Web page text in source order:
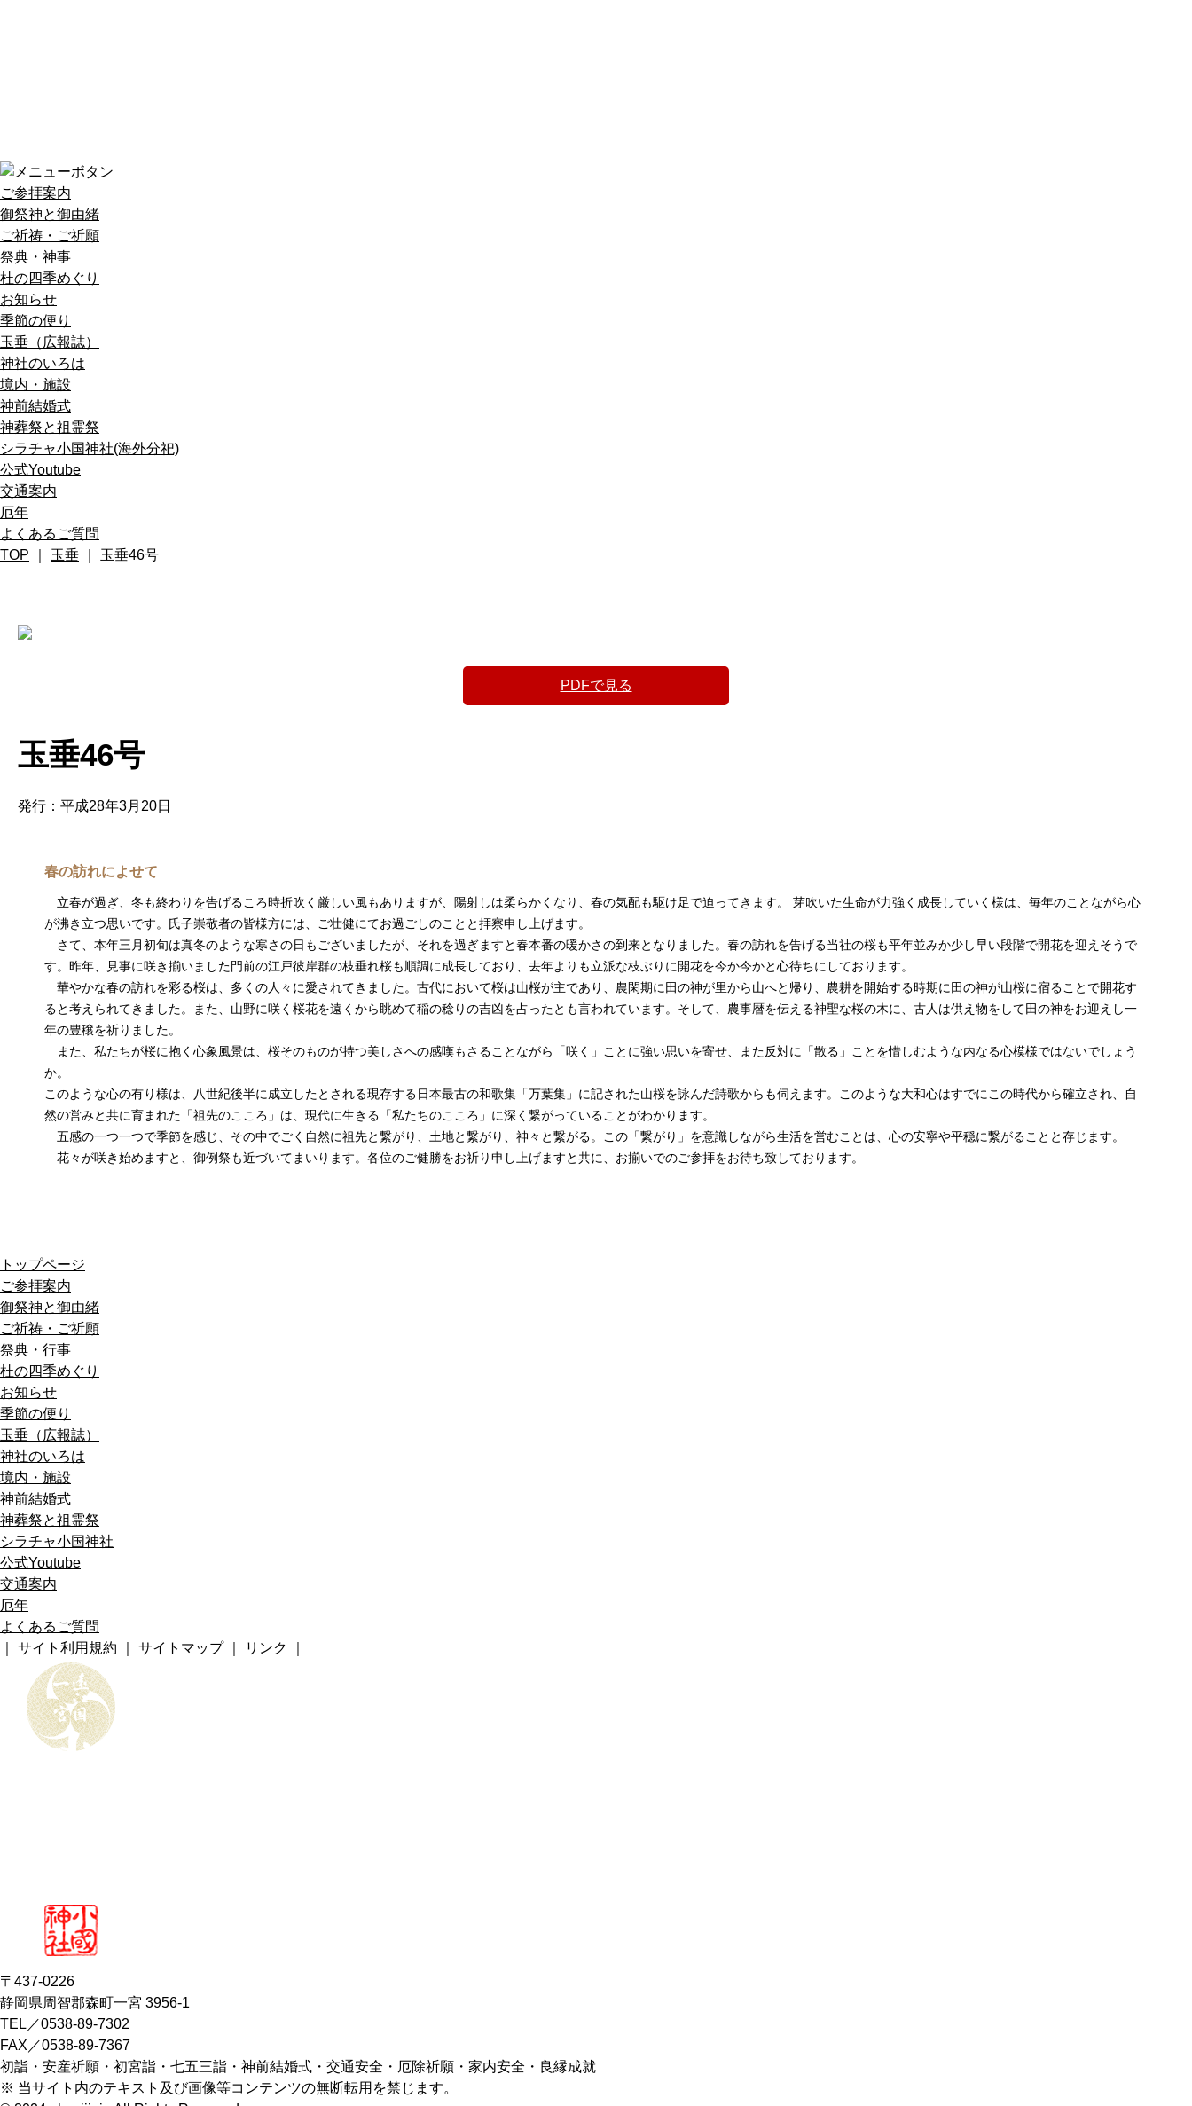
ご参拝案内
御祭神と御由緒
ご祈祷・ご祈願
祭典・神事
杜の四季めぐり
お知らせ
季節の便り
玉垂（広報誌）
神社のいろは
境内・施設
神前結婚式
神葬祭と祖霊祭
シラチャ小国神社(海外分祀)
公式Youtube
交通案内
厄年
よくあるご質問
TOP
玉垂 ｜ 玉垂46号
PDFで見る
玉垂46号
発行：平成28年3月20日
春の訪れによせて
立春が過ぎ、冬も終わりを告げるころ時折吹く厳しい風もありますが、陽射しは柔らかくなり、春の気配も駆け足で迫ってきます。 芽吹いた生命が力強く成長していく様は、毎年のことながら心
が沸き立つ思いです。氏子崇敬者の皆様方には、ご壮健にてお過ごしのことと拝察申し上げます。
さて、本年三月初旬は真冬のような寒さの日もございましたが、それを過ぎますと春本番の暖かさの到来となりました。春の訪れを告げる当社の桜も平年並みか少し早い段階で開花を迎えそうで
す。昨年、見事に咲き揃いました門前の江戸彼岸群の枝垂れ桜も順調に成長しており、去年よりも立派な枝ぶりに開花を今か今かと心待ちにしております。
華やかな春の訪れを彩る桜は、多くの人々に愛されてきました。古代において桜は山桜が主であり、農閑期に田の神が里から山へと帰り、農耕を開始する時期に田の神が山桜に宿ることで開花す
ると考えられてきました。また、山野に咲く桜花を遠くから眺めて稲の稔りの吉凶を占ったとも言われています。そして、農事暦を伝える神聖な桜の木に、古人は供え物をして田の神をお迎えし一
年の豊穣を祈りました。
また、私たちが桜に抱く心象風景は、桜そのものが持つ美しさへの感嘆もさることながら「咲く」ことに強い思いを寄せ、また反対に「散る」ことを惜しむような内なる心模様ではないでしょう
か。
このような心の有り様は、八世紀後半に成立したとされる現存する日本最古の和歌集「万葉集」に記された山桜を詠んだ詩歌からも伺えます。このような大和心はすでにこの時代から確立され、自
然の営みと共に育まれた「祖先のこころ」は、現代に生きる「私たちのこころ」に深く繋がっていることがわかります。
五感の一つ一つで季節を感じ、その中でごく自然に祖先と繋がり、土地と繋がり、神々と繋がる。この「繋がり」を意識しながら生活を営むことは、心の安寧や平穏に繋がることと存じます。
花々が咲き始めますと、御例祭も近づいてまいります。各位のご健勝をお祈り申し上げますと共に、お揃いでのご参拝をお待ち致しております。
トップページ
ご参拝案内
御祭神と御由緒
ご祈祷・ご祈願
祭典・行事
杜の四季めぐり
お知らせ
季節の便り
玉垂（広報誌）
神社のいろは
境内・施設
神前結婚式
神葬祭と祖霊祭
シラチャ小国神社
公式Youtube
交通案内
厄年
よくあるご質問
サイト利用規約 サイトマップ｜ リンク
〒437-0226
静岡県周智郡森町一宮 3956-1
TEL／0538-89-7302
FAX／0538-89-7367
初詣・安産祈願・初宮詣・七五三詣・神前結婚式・交通安全・厄除祈願・家内安全・良縁成就
※ 当サイト内のテキスト及び画像等コンテンツの無断転用を禁じます。